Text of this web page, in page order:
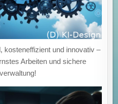
kosteneffizient und innovativ –
Arbeiten und sichere